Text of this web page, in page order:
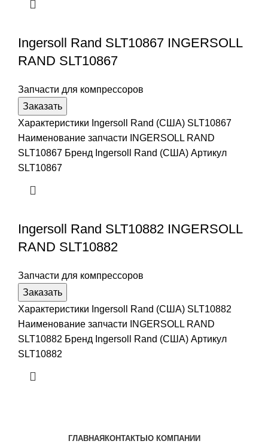
Ingersoll Rand SLT10867 INGERSOLL
RAND SLT10867
Запчасти для компрессоров
Заказать
Характеристики Ingersoll Rand (США) SLT10867
Наименование запчасти INGERSOLL RAND
SLT10867 Бренд Ingersoll Rand (США) Артикул
SLT10867
Ingersoll Rand SLT10882 INGERSOLL
RAND SLT10882
Запчасти для компрессоров
Заказать
Характеристики Ingersoll Rand (США) SLT10882
Наименование запчасти INGERSOLL RAND
SLT10882 Бренд Ingersoll Rand (США) Артикул
SLT10882
ГЛАВНАЯКОНТАКТЫО КОМПАНИИ